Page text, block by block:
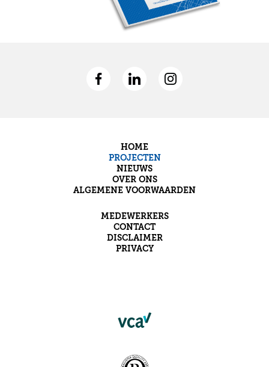
HOME
PROJECTEN
NIEUWS
OVER ONS
ALGEMENE VOORWAARDEN
MEDEWERKERS
CONTACT
DISCLAIMER
PRIVACY